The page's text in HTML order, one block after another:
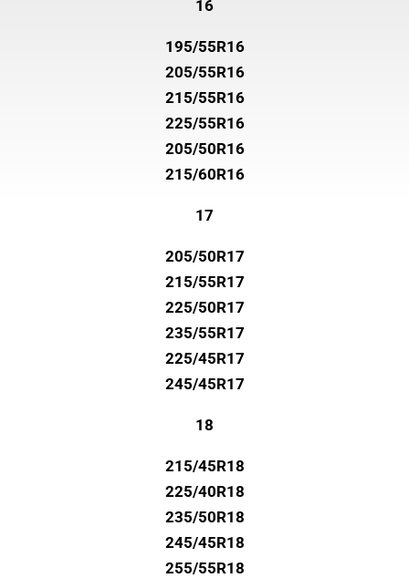
16
195/55R16
205/55R16
215/55R16
225/55R16
205/50R16
215/60R16
17
205/50R17
215/55R17
225/50R17
235/55R17
225/45R17
245/45R17
18
215/45R18
225/40R18
235/50R18
245/45R18
255/55R18